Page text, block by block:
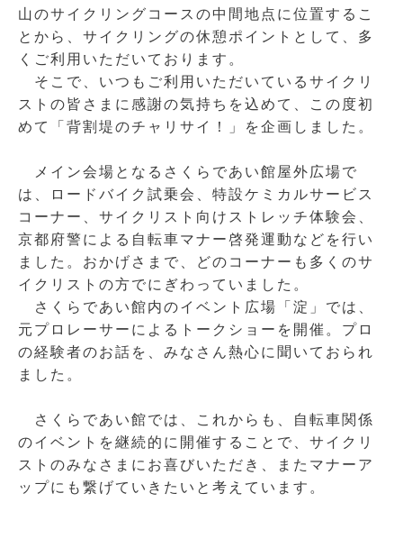
山のサイクリングコースの中間地点に位置するこ
とから、サイクリングの休憩ポイントとして、多
くご利用いただいております。
そこで、いつもご利用いただいているサイクリ
ストの皆さまに感謝の気持ちを込めて、この度初
めて「背割堤のチャリサイ！」を企画しました。
メイン会場となるさくらであい館屋外広場で
は、ロードバイク試乗会、特設ケミカルサービス
コーナー、サイクリスト向けストレッチ体験会、
京都府警による自転車マナー啓発運動などを行い
ました。おかげさまで、どのコーナーも多くのサ
イクリストの方でにぎわっていました。
さくらであい館内のイベント広場「淀」では、
元プロレーサーによるトークショーを開催。プロ
の経験者のお話を、みなさん熱心に聞いておられ
ました。
さくらであい館では、これからも、自転車関係
のイベントを継続的に開催することで、サイクリ
ストのみなさまにお喜びいただき、またマナーア
ップにも繋げていきたいと考えています。